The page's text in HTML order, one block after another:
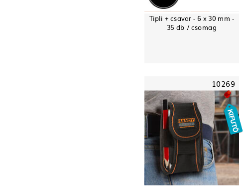
Tipli + csavar - 6 x 30 mm -
35 db / csomag
10269